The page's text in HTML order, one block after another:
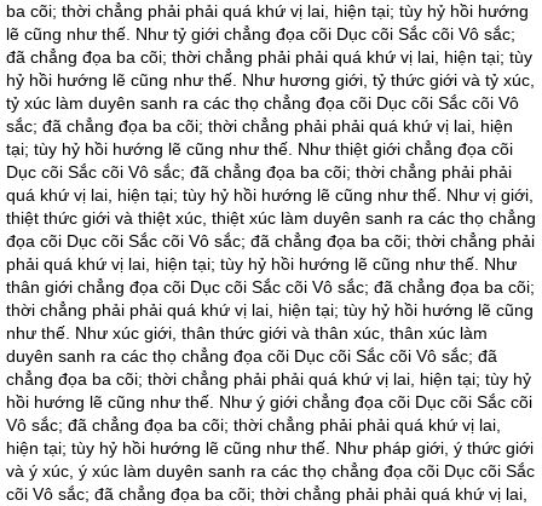
ba cõi; thời chẳng phải phải quá khứ vị lai, hiện tại; tùy hỷ hồi hướng
lẽ cũng như thế. Như tỷ giới chẳng đọa cõi Dục cõi Sắc cõi Vô sắc;
đã chẳng đọa ba cõi; thời chẳng phải phải quá khứ vị lai, hiện tại; tùy
hỷ hồi hướng lẽ cũng như thế. Như hương giới, tỷ thức giới và tỷ xúc,
tỷ xúc làm duyên sanh ra các thọ chẳng đọa cõi Dục cõi Sắc cõi Vô
sắc; đã chẳng đọa ba cõi; thời chẳng phải phải quá khứ vị lai, hiện
tại; tùy hỷ hồi hướng lẽ cũng như thế. Như thiệt giới chẳng đọa cõi
Dục cõi Sắc cõi Vô sắc; đã chẳng đọa ba cõi; thời chẳng phải phải
quá khứ vị lai, hiện tại; tùy hỷ hồi hướng lẽ cũng như thế. Như vị giới,
thiệt thức giới và thiệt xúc, thiệt xúc làm duyên sanh ra các thọ chẳng
đọa cõi Dục cõi Sắc cõi Vô sắc; đã chẳng đọa ba cõi; thời chẳng phải
phải quá khứ vị lai, hiện tại; tùy hỷ hồi hướng lẽ cũng như thế. Như
thân giới chẳng đọa cõi Dục cõi Sắc cõi Vô sắc; đã chẳng đọa ba cõi;
thời chẳng phải phải quá khứ vị lai, hiện tại; tùy hỷ hồi hướng lẽ cũng
như thế. Như xúc giới, thân thức giới và thân xúc, thân xúc làm
duyên sanh ra các thọ chẳng đọa cõi Dục cõi Sắc cõi Vô sắc; đã
chẳng đọa ba cõi; thời chẳng phải phải quá khứ vị lai, hiện tại; tùy hỷ
hồi hướng lẽ cũng như thế. Như ý giới chẳng đọa cõi Dục cõi Sắc cõi
Vô sắc; đã chẳng đọa ba cõi; thời chẳng phải phải quá khứ vị lai,
hiện tại; tùy hỷ hồi hướng lẽ cũng như thế. Như pháp giới, ý thức giới
và ý xúc, ý xúc làm duyên sanh ra các thọ chẳng đọa cõi Dục cõi Sắc
cõi Vô sắc; đã chẳng đọa ba cõi; thời chẳng phải phải quá khứ vị lai,